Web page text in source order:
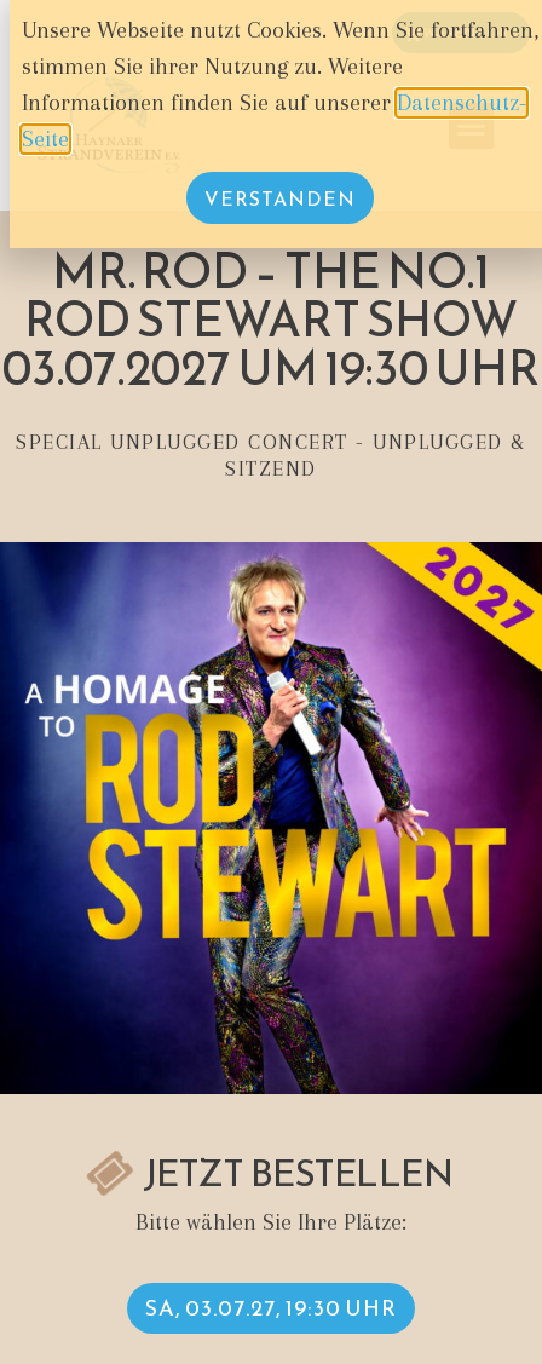
WARENKORB
MR. ROD – THE NO.1
ROD STEWART SHOW
03.07.2027 UM 19:30 UHR
SPECIAL UNPLUGGED CONCERT - UNPLUGGED &
SITZEND
JETZT BESTELLEN
Bitte wählen Sie Ihre Plätze:
SA, 03.07.27, 19:30 UHR
Unsere Webseite nutzt Cookies. Wenn Sie fortfahren,
stimmen Sie ihrer Nutzung zu. Weitere
Informationen finden Sie auf unserer Datenschutz-
Seite
VERSTANDEN